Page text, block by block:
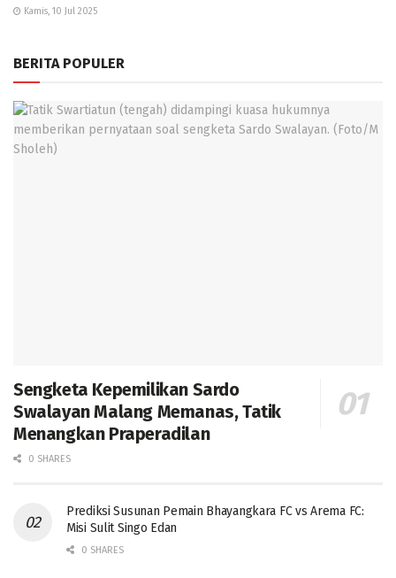
Kamis, 10 Jul 2025
BERITA POPULER
Sengketa Kepemilikan Sardo
Swalayan Malang Memanas, Tatik
Menangkan Praperadilan
0 SHARES
Prediksi Susunan Pemain Bhayangkara FC vs Arema FC:
Misi Sulit Singo Edan
0 SHARES